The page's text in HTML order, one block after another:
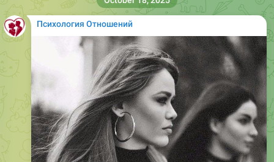
Психология Отношений